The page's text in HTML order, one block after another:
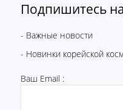
Подпишитесь
- Важные новости
- Новинки корейской
Ваш Email :